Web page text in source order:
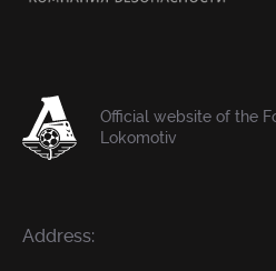
Official website of the
Lokomotiv
Address: